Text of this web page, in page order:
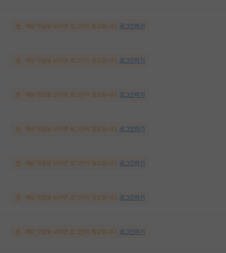
해당 댓글을 보려면 로그인이 필요합니다. 로그인하기
해당 댓글을 보려면 로그인이 필요합니다. 로그인하기
해당 댓글을 보려면 로그인이 필요합니다. 로그인하기
해당 댓글을 보려면 로그인이 필요합니다. 로그인하기
해당 댓글을 보려면 로그인이 필요합니다. 로그인하기
해당 댓글을 보려면 로그인이 필요합니다. 로그인하기
해당 댓글을 보려면 로그인이 필요합니다. 로그인하기